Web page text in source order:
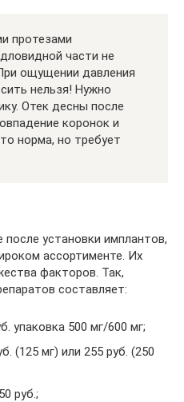
протезами
части не
ощущении давления
нельзя! Нужно
Отек десны после
коронок и
норма, но требует
установки имплантов,
ассортименте. Их
факторов. Так,
составляет:
упаковка 500 мг/600 мг;
(125 мг) или 255 руб. (250
руб.;